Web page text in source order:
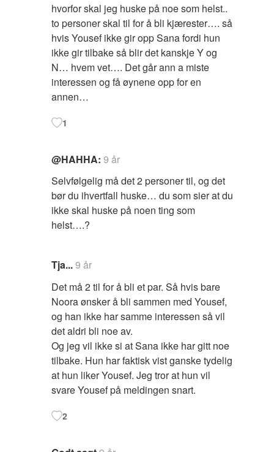
hvorfor skal jeg huske på noe som helst..
to personer skal til for å bli kjærester…. så
hvis Yousef ikke gir opp Sana fordi hun
ikke gir tilbake så blir det kanskje Y og
N… hvem vet…. Det går ann a miste
interessen og få øynene opp for en
annen…
1
@HAHHA: 9 år
Selvfølgelig må det 2 personer til, og det
bør du ihvertfall huske… du som sier at du
ikke skal huske på noen ting som
helst….?
Tja...9 år
Det må 2 til for å bli et par. Så hvis bare
Noora ønsker å bli sammen med Yousef,
og han ikke har samme interessen så vil
det aldri bli noe av.
Og jeg vil ikke si at Sana ikke har gitt noe
tilbake. Hun har faktisk vist ganske tydelig
at hun liker Yousef. Jeg tror at hun vil
svare Yousef på meldingen snart.
2